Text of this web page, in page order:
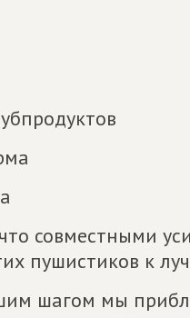
совместными
пушистиков к
шагом мы